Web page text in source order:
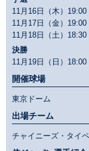
11月16日（木）19:00
11月17日（金）19:00
11月18日（土）
決勝
11月19日（日）18:00
開催球場
東京ドーム
出場チーム
チャイニーズ・タイ